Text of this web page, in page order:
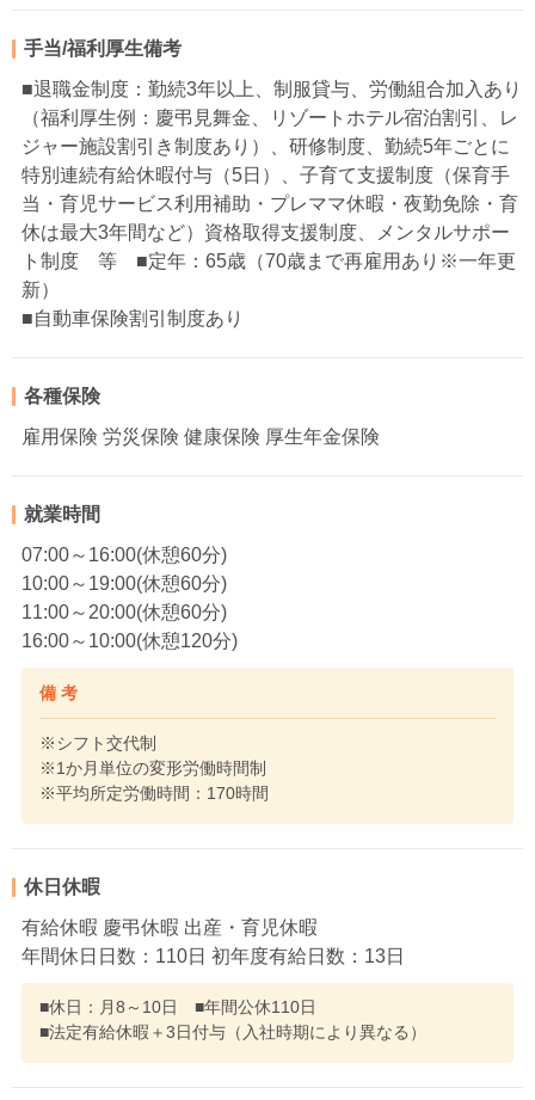
手当/福利厚生備考
■退職金制度：勤続3年以上、制服貸与、労働組合加入あり
（福利厚生例：慶弔見舞金、リゾートホテル宿泊割引、レ
ジャー施設割引き制度あり）、研修制度、勤続5年ごとに
特別連続有給休暇付与（5日）、子育て支援制度（保育手
当・育児サービス利用補助・プレママ休暇・夜勤免除・育
休は最大3年間など）資格取得支援制度、メンタルサポー
ト制度 等 ■定年：65歳（70歳まで再雇用あり※一年更
新）
■自動車保険割引制度あり
各種保険
雇用保険 労災保険 健康保険 厚生年金保険
就業時間
07:00～16:00(休憩60分)
10:00～19:00(休憩60分)
11:00～20:00(休憩60分)
16:00～10:00(休憩120分)
備 考
※シフト交代制
※1か月単位の変形労働時間制
※平均所定労働時間：170時間
休日休暇
有給休暇 慶弔休暇 出産・育児休暇
年間休日日数：110日 初年度有給日数：13日
■休日：月8～10日 ■年間公休110日
■法定有給休暇＋3日付与（入社時期により異なる）